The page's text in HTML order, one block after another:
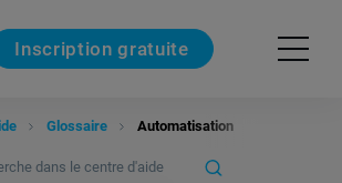
Inscription gratuite
Glossaire Automatisation